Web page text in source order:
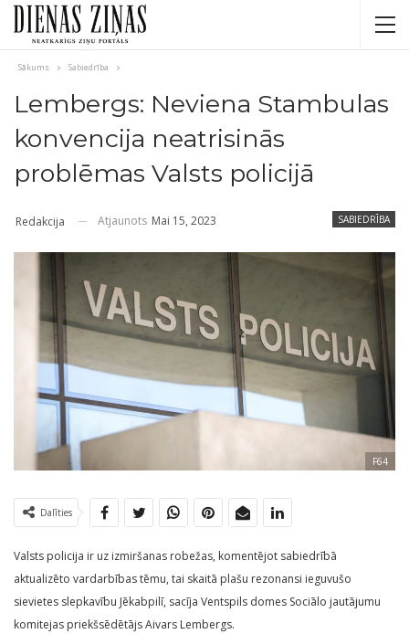
Sākums Sabiedrība
Lembergs: Neviena Stambulas
konvencija neatrisinās
problēmas Valsts policijā
SABIEDRĪBA
Redakcija Atjaunots Mai 15, 2023
F64
Dalīties
Valsts policija ir uz izmiršanas robežas, komentējot sabiedrībā
aktualizēto vardarbības tēmu, tai skaitā plašu rezonansi ieguvušo
sievietes slepkavību Jēkabpilī, sacīja Ventspils domes Sociālo jautājumu
komitejas priekšsēdētājs Aivars Lembergs.